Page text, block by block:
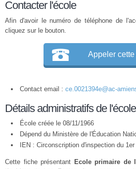
Contacter l'école
Afin d'avoir le numéro de téléphone de
cliquez sur le bouton.
Appeler
Contact email : ce.0021394e@ac-
Détails administratifs de l'école
École créée le 08/11/1966
Dépend du Ministère de l'Éducation
IEN : Circonscription d'inspection du
Cette fiche présentant Ecole primaire de